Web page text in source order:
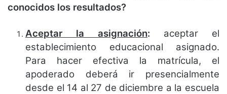
conocidos los resultados?
Aceptar la asignación: aceptar el
establecimiento educacional asignado.
Para hacer efectiva la matrícula, el
apoderado deberá ir presencialmente
desde el 14 al 27 de diciembre a la escuela